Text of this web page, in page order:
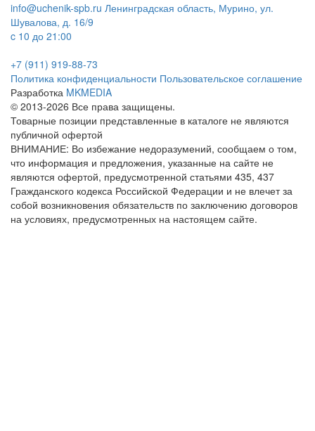
info@uchenik-spb.ru Ленинградская область, Мурино, ул.
Шувалова, д. 16/9
c 10 до 21:00
+7 (911) 919-88-73
Политика конфиденциальности Пользовательское соглашение
Разработка MKMEDIA
© 2013-2026 Все права защищены.
Товарные позиции представленные в каталоге не являются
публичной офертой
ВНИМАНИЕ: Во избежание недоразумений, сообщаем о том,
что информация и предложения, указанные на сайте не
являются офертой, предусмотренной статьями 435, 437
Гражданского кодекса Российской Федерации и не влечет за
собой возникновения обязательств по заключению договоров
на условиях, предусмотренных на настоящем сайте.